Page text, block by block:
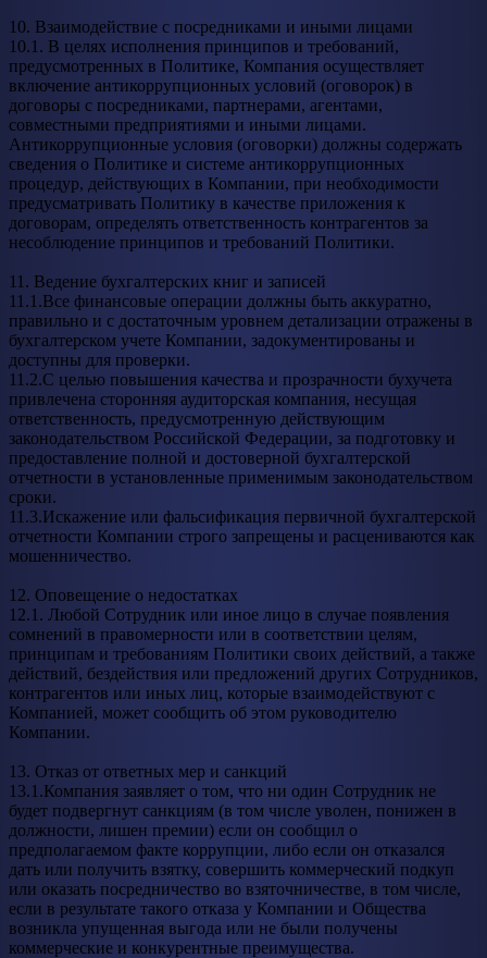
10. Взаимодействие с посредниками и иными лицами
10.1. В целях исполнения принципов и требований,
предусмотренных в Политике, Компания осуществляет
включение антикоррупционных условий (оговорок) в
договоры с посредниками, партнерами, агентами,
совместными предприятиями и иными лицами.
Антикоррупционные условия (оговорки) должны содержать
сведения о Политике и системе антикоррупционных
процедур, действующих в Компании, при необходимости
предусматривать Политику в качестве приложения к
договорам, определять ответственность контрагентов за
несоблюдение принципов и требований Политики.
11. Ведение бухгалтерских книг и записей
11.1.Все финансовые операции должны быть аккуратно,
правильно и с достаточным уровнем детализации отражены в
бухгалтерском учете Компании, задокументированы и
доступны для проверки.
11.2.С целью повышения качества и прозрачности бухучета
привлечена сторонняя аудиторская компания, несущая
ответственность, предусмотренную действующим
законодательством Российской Федерации, за подготовку и
предоставление полной и достоверной бухгалтерской
отчетности в установленные применимым законодательством
сроки.
11.3.Искажение или фальсификация первичной бухгалтерской
отчетности Компании строго запрещены и расцениваются как
мошенничество.
12. Оповещение о недостатках
12.1. Любой Сотрудник или иное лицо в случае появления
сомнений в правомерности или в соответствии целям,
принципам и требованиям Политики своих действий, а также
действий, бездействия или предложений других Сотрудников,
контрагентов или иных лиц, которые взаимодействуют с
Компанией, может сообщить об этом руководителю
Компании.
13. Отказ от ответных мер и санкций
13.1.Компания заявляет о том, что ни один Сотрудник не
будет подвергнут санкциям (в том числе уволен, понижен в
должности, лишен премии) если он сообщил о
предполагаемом факте коррупции, либо если он отказался
дать или получить взятку, совершить коммерческий подкуп
или оказать посредничество во взяточничестве, в том числе,
если в результате такого отказа у Компании и Общества
возникла упущенная выгода или не были получены
коммерческие и конкурентные преимущества.